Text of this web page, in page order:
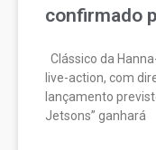
confirmado
Clássico da
live-action, com
lançamento
Jetsons” ganhará